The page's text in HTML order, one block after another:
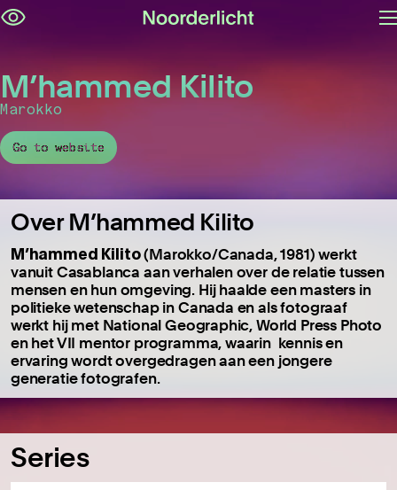
M’hammed Kilito
Marokko
Go to website
Over M’hammed Kilito
M’hammed Kilito(Marokko/Canada, 1981) werkt
vanuit Casablanca aan verhalen over de relatie tussen
mensen en hun omgeving. Hij haalde een masters in
politieke wetenschap in Canada en als fotograaf
werkt hij met National Geographic, World Press Photo
en het VII mentor programma, waarin kennis en
ervaring wordt overgedragen aan een jongere
generatie fotografen.
Series